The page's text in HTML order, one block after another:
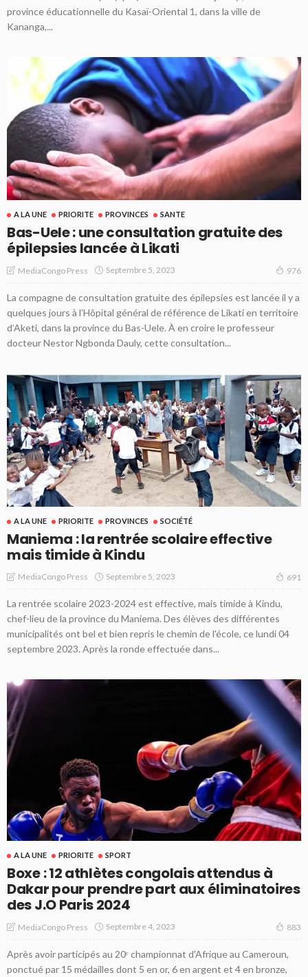
province éducationnelle du Kasaï-Oriental 1, dans la ville de
Kananga,...
A LA UNE PRIORITE PROVINCES SANTE
Bas-Uele : une consultation gratuite des
épilepsies lancée à Likati
MediaCongo Press Septembre 5, 2023 976
La compagne de consultation gratuite des épilepsies est lancée il y a
quelques jours à l’Hôpital général de référence de Likati en territoire
d’Aketi, dans la province du Bas-Uele. À en croire le professeur
docteur Nestor Ngbonda Dauly, cette consultation...
A LA UNE PRIORITE PROVINCES SOCIÉTÉ
Maniema : la rentrée scolaire effective
mais timide à Kindu
MediaCongo Press Septembre 5, 2023 691
La rentrée scolaire 2023-2024 est effective, mais timide à Kindu,
chef-lieu de la province du Maniema. Des élèves des différentes
municipalités ont bel et bien repris le chemin de l'école, ce lundi 04
septembre 2023. Après la ronde effectuée dans...
A LA UNE PRIORITE SPORT
Boxe : 12 athlètes congolais attendus à
Dakar pour prendre part aux éliminatoires
des J.O Paris 2024
MediaCongo Press Septembre 4, 2023 883
Après avoir participés au 20ᵉ championnat d'Afrique au Cameroun,
ponctué par 15 médailles dont 5 en or, 6 en argent et 4 en bronze,